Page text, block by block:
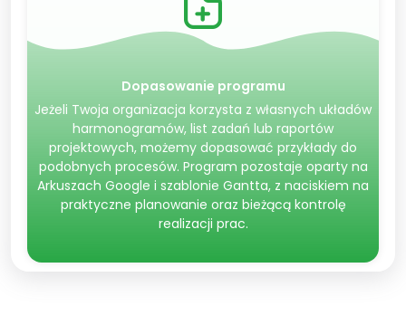
Dopasowanie programu
Jeżeli Twoja organizacja korzysta z własnych układów
harmonogramów, list zadań lub raportów
projektowych, możemy dopasować przykłady do
podobnych procesów. Program pozostaje oparty na
Arkuszach Google i szablonie Gantta, z naciskiem na
praktyczne planowanie oraz bieżącą kontrolę
realizacji prac.